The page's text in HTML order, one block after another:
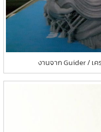
งานจาก Guider / เ